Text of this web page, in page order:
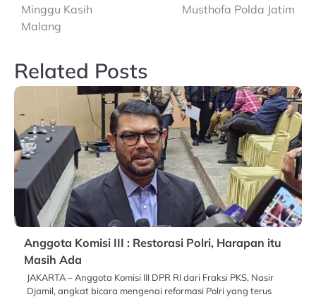
Minggu Kasih
Malang
Musthofa Polda Jatim
Related Posts
Anggota Komisi III : Restorasi Polri, Harapan itu
Masih Ada
JAKARTA – Anggota Komisi III DPR RI dari Fraksi PKS, Nasir
Djamil, angkat bicara mengenai reformasi Polri yang terus